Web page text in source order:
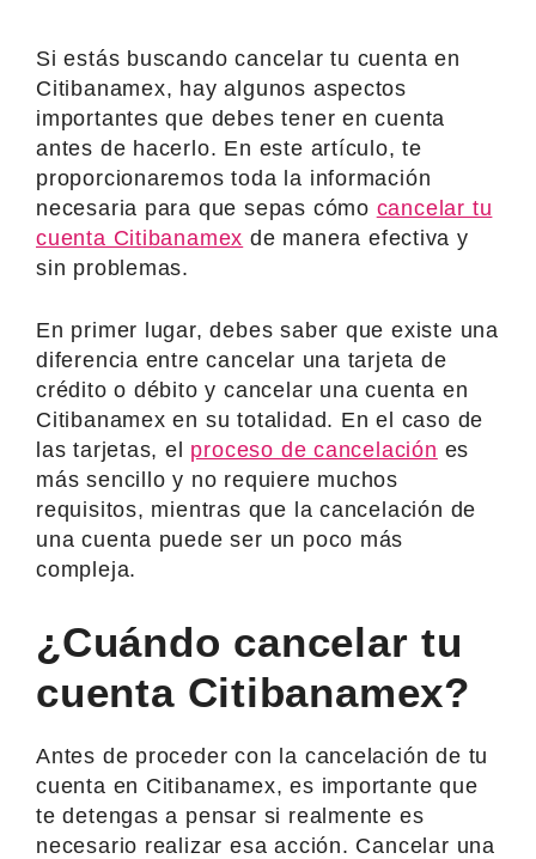
Si estás buscando cancelar tu cuenta en
Citibanamex, hay algunos aspectos
importantes que debes tener en cuenta
antes de hacerlo. En este artículo, te
proporcionaremos toda la información
necesaria para que sepas cómo cancelar tu
cuenta Citibanamex de manera efectiva y
sin problemas.
En primer lugar, debes saber que existe una
diferencia entre cancelar una tarjeta de
crédito o débito y cancelar una cuenta en
Citibanamex en su totalidad. En el caso de
las tarjetas, el proceso de cancelación es
más sencillo y no requiere muchos
requisitos, mientras que la cancelación de
una cuenta puede ser un poco más
compleja.
¿Cuándo cancelar tu
cuenta Citibanamex?
Antes de proceder con la cancelación de tu
cuenta en Citibanamex, es importante que
te detengas a pensar si realmente es
necesario realizar esa acción. Cancelar una